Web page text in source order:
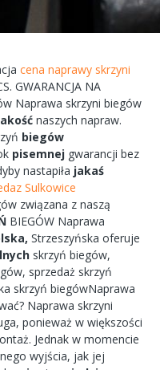
cena naprawy skrzyni
GWARANCJA NA
Naprawa skrzyni biegów
naszych napraw.
biegów
pisemnej gwarancji bez
nastapiła jakaś
Sulkowice
związana z naszą
BIEGÓW Naprawa
Strzeszyńska oferuje
skrzyń biegów,
sprzedaż skrzyń
skrzyń biegówNaprawa
Naprawa skrzyni
ponieważ w większości
Jednak w momencie
wyjścia, jak jej